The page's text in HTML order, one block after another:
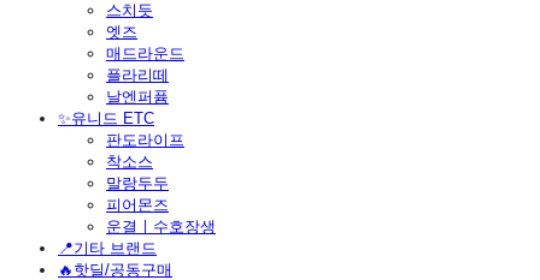
스치듯
엣즈
매드라운드
플라리떼
날엔퍼퓸
​✨유니드 ETC
판도라이프
착소스
말랑두두
피어몬즈
운결ㅣ수호장생
📍기타 브랜드
🔥핫딜/공동구매